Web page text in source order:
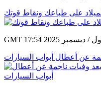
على طباعك ونقاط قوتك
عن أعطال أبواب السيارات